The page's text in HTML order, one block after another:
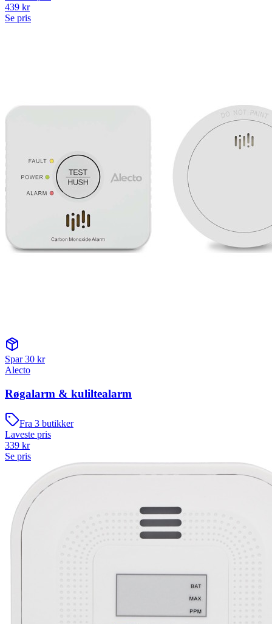
439 kr
Se pris
Spar30 kr
Alecto
Røgalarm & kuliltealarm
Fra 3 butikker
Laveste pris
339 kr
Se pris